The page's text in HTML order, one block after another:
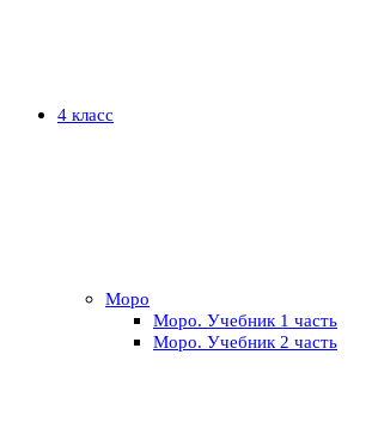
4 класс
Моро
Моро. Учебник 1 часть
Моро. Учебник 2 часть